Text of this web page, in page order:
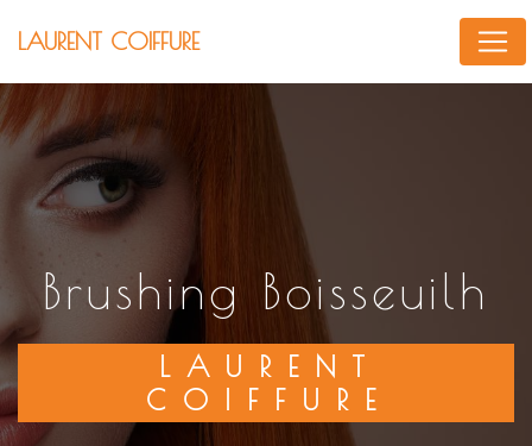
LAURENT COIFFURE
brushing Boisseuilh
LAURENT
COIFFURE